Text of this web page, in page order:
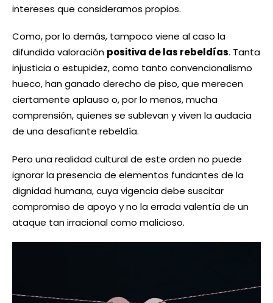
intereses que consideramos propios.
Como, por lo demás, tampoco viene al caso la
difundida valoración positiva de las rebeldías. Tanta
injusticia o estupidez, como tanto convencionalismo
hueco, han ganado derecho de piso, que merecen
ciertamente aplauso o, por lo menos, mucha
comprensión, quienes se sublevan y viven la audacia
de una desafiante rebeldía.
Pero una realidad cultural de este orden no puede
ignorar la presencia de elementos fundantes de la
dignidad humana, cuya vigencia debe suscitar
compromiso de apoyo y no la errada valentía de un
ataque tan irracional como malicioso.